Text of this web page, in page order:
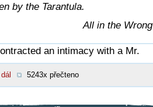
by the Tarantula.
All in the
an intimacy with a Mr.
5243x přečteno